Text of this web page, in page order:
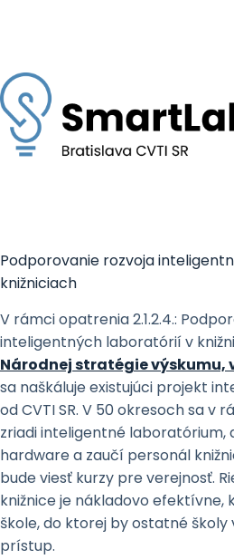
Podporovanie rozvoja
knižniciach
V rámci opatrenia 2.1.2.4.:
inteligentných laboratórií v
Národnej stratégie výskumu,
sa naškáluje existujúci projekt
od CVTI SR. V 50 okresoch sa v
zriadi inteligentné laboratórium,
hardware a zaučí personál
bude viesť kurzy pre verejnosť.
knižnice je nákladovo efektívne,
škole, do ktorej by ostatné
prístup.